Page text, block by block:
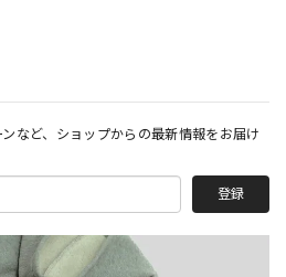
など、ショップからの最新情報をお届け
登録